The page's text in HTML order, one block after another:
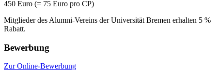
450 Euro (= 75 Euro pro CP)
Mitglieder des Alumni-Vereins der Universität Bremen erhalten 5 %
Rabatt.
Bewerbung
Zur Online-Bewerbung